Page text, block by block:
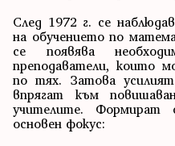
След 1972 г. се
на обучението по
се появява
преподаватели, които
по тях. Затова
впрягат към
учителите. Формират
основен фокус: